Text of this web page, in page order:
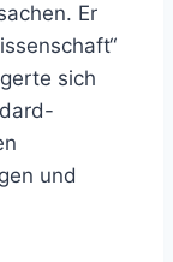
Er
sich
und